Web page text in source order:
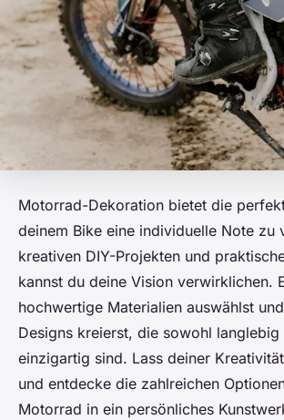
Motorrad-Dekoration bietet die
deinem Bike eine individuelle Note zu
kreativen DIY-Projekten und
kannst du deine Vision verwirklichen.
hochwertige Materialien auswählst
Designs kreierst, die sowohl langlebig
einzigartig sind. Lass deiner
und entdecke die zahlreichen
Motorrad in ein persönliches